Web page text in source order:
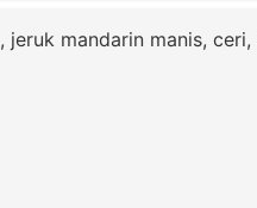
jeruk mandarin manis,